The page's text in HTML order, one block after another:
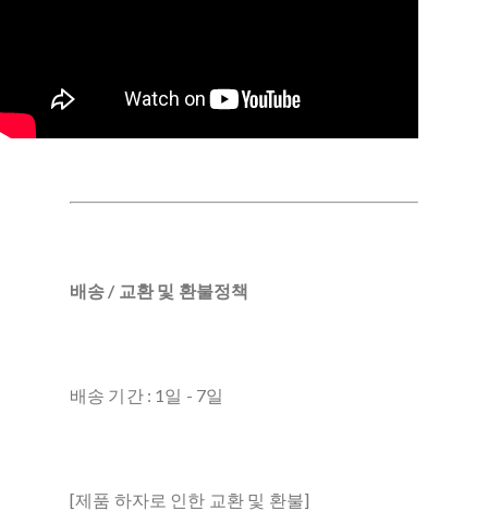
배송 / 교환 및 환불정책
배송 기간 : 1일 - 7일
[제품 하자로 인한 교환 및 환불]